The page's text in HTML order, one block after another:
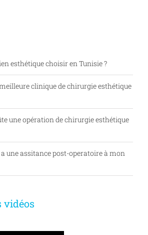
esthétique choisir en Tunisie ?
clinique de chirurgie esthétique
une opération de chirurgie esthétique
a une assitance post-operatoire à mon
vidéos